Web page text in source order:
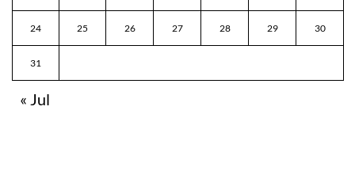
24 25 26 27 28 29 30
31
« Jul